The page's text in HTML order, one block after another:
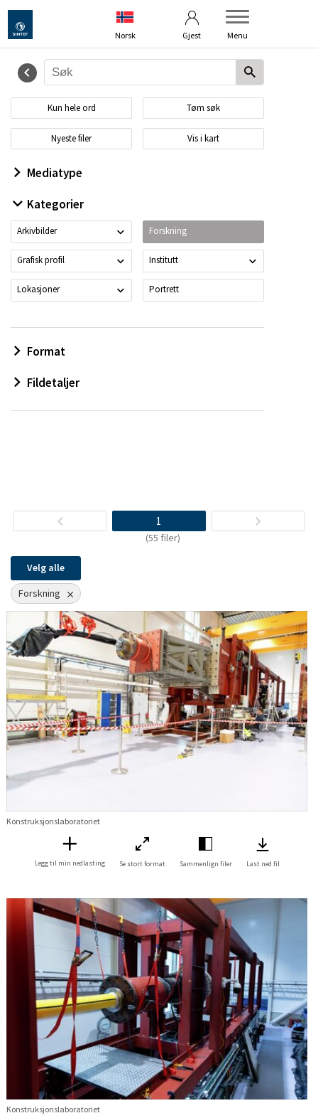
Norsk Gjest Menu
Om bildebanken
Kun hele ord Tøm søk
Nyeste filer Vis i kart
Mediatype
Kategorier
Arkivbilder Forskning
Grafisk profil Institutt
Lokasjoner Portrett
Format
Fildetaljer
1
(55 filer)
Velg alle
Forskning
Konstruksjonslaboratoriet
Legg til min nedlasting Se stort format Sammenlign filer Last ned fil
Konstruksjonslaboratoriet